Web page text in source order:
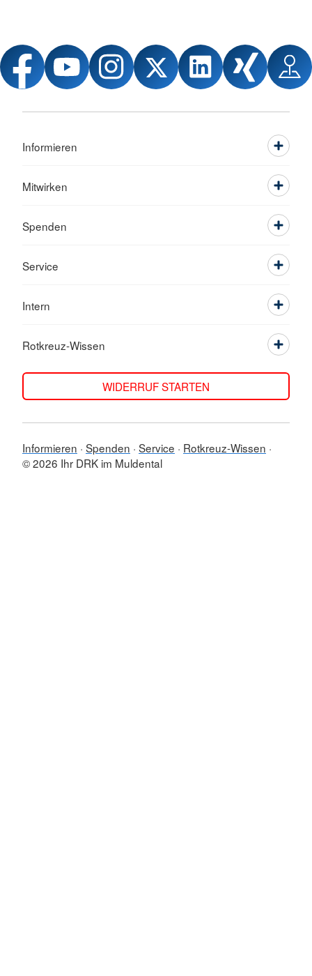
Informieren
Mitwirken
Spenden
Service
Intern
Rotkreuz-Wissen
WIDERRUF STARTEN
Informieren Spenden Service
Rotkreuz-Wissen
© 2026 Ihr DRK im Muldental